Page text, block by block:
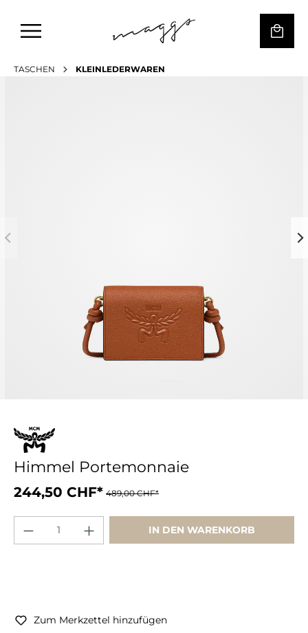
TASCHEN KLEINLEDERWAREN
Himmel Portemonnaie
244,50 CHF* 489,00 CHF*
IN DEN WARENKORB
Zum Merkzettel hinzufügen